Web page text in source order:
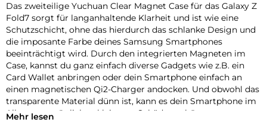
Das zweiteilige Yuchuan Clear Magnet Case für das Galaxy Z
Fold7 sorgt für langanhaltende Klarheit und ist wie eine
Schutzschicht, ohne das hierdurch das schlanke Design und
die imposante Farbe deines Samsung Smartphones
beeinträchtigt wird. Durch den integrierten Magneten im
Case, kannst du ganz einfach diverse Gadgets wie z.B. ein
Card Wallet anbringen oder dein Smartphone einfach an
einen magnetischen Qi2-Charger andocken. Und obwohl das
transparente Material dünn ist, kann es dein Smartphone im
Alltag vor möglichen kleineren Schäden schützen.
Mehr lesen